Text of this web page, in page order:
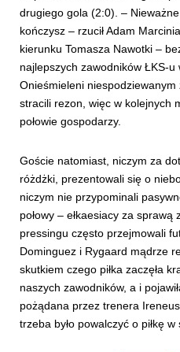
drugiego gola (2:0). –
kończysz – rzucił Adam
kierunku Tomasza Nawotki –
najlepszych zawodników ŁKS-u
Onieśmieleni
stracili rezon, więc w kolejnych
połowie gospodarzy.
Goście natomiast, niczym za
różdżki, prezentowali się o
niczym nie przypominali
połowy – ełkaesiacy za sprawą
pressingu często przejmowali
Dominguez i Rygaard mądrze
skutkiem czego piłka zaczęła
naszych zawodników, a i
pożądana przez trenera
trzeba było powalczyć o piłkę w